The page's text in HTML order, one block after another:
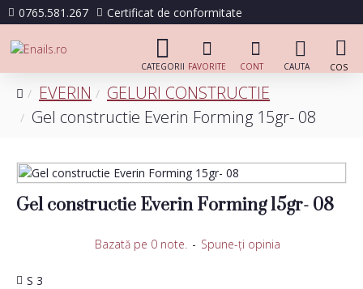
0765.581.267 Certificat de conformitate
EVERIN
GELURI CONSTRUCTIE
Gel constructie Everin Forming 15gr- 08
Gel constructie Everin Forming 15gr- 08
S 3
Bazată pe 0 note. - Spune-ţi opinia